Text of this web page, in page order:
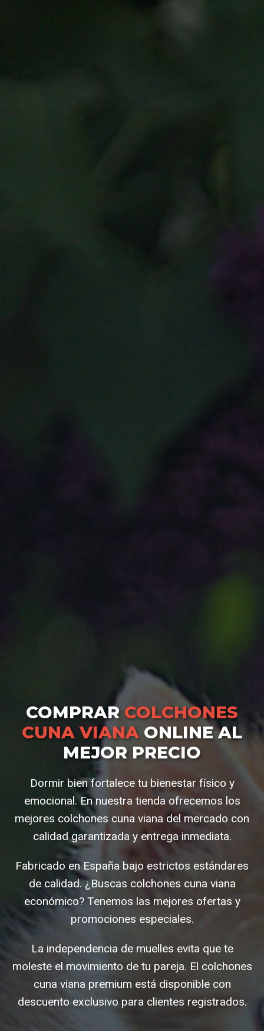
COMPRARCOLCHONES
CUNA VIANA ONLINE AL
MEJOR PRECIO
Dormir bien fortalece tu bienestar físico y
emocional. En nuestra tienda ofrecemos los
mejores colchones cuna viana del mercado con
calidad garantizada y entrega inmediata.
Fabricado en España bajo estrictos estándares
de calidad. ¿Buscas colchones cuna viana
económico? Tenemos las mejores ofertas y
promociones especiales.
La independencia de muelles evita que te
moleste el movimiento de tu pareja. El colchones
cuna viana premium está disponible con
descuento exclusivo para clientes registrados.